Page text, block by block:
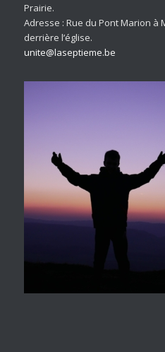
Prairie.
Adresse : Rue du Pont Marion à
derrière l’église.
unite@laseptieme.be